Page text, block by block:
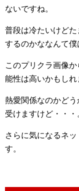
ないですね。
普段は冷たいけど
するのかななんて僕
このプリクラ画像
能性は高いかもしれ
熱愛関係なのかど
受けますけど・・・
さらに気になるネ
す。